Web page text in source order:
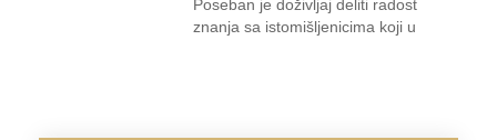
Poseban je doživljaj deliti radost
znanja sa istomišljenicima koji u